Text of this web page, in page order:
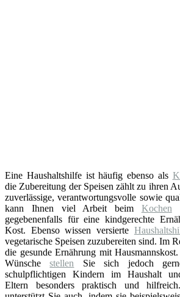
Eine Haushaltshilfe ist häufig ebenso als
die Zubereitung der Speisen zählt zu ihren
zuverlässige, verantwortungsvolle sowie
kann Ihnen viel Arbeit beim Kochen
gegebenenfalls für eine kindgerechte
Kost. Ebenso wissen versierte
vegetarische Speisen zuzubereiten sind. Im
die gesunde Ernährung mit
Wünschestellen Sie sich jedoch
schulpflichtigen Kindern im Haushalt
Eltern besonders praktisch und